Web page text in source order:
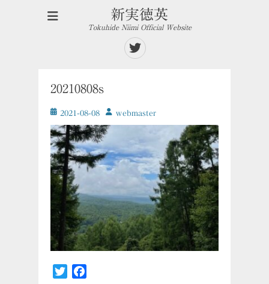
新実徳英
Tokuhide Niimi Official Website
Twitter
20210808s
投
稿
日
2021-08-08
投
稿
者
ｗebmaster
Twitter